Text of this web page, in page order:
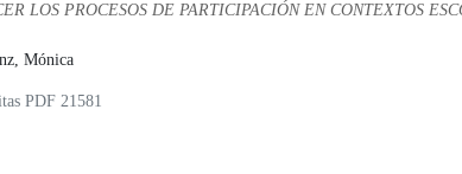
LOS PROCESOS DE PARTICIPACIÓN EN CONTEXTOS
Mónica
PDF 21581